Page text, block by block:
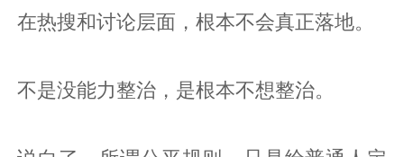
在热搜和讨论层面，根本不会真正落地。
不是没能力整治，是根本不想整治。